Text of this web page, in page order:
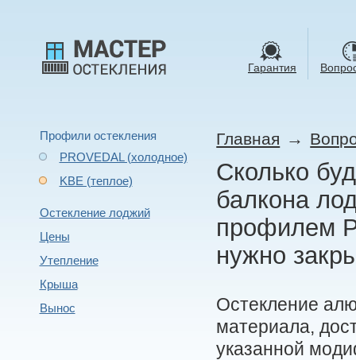
Гарантия
Профили остекления
PROVEDAL (холодное)
KBE (теплое)
Остекление лоджий
Цены
Утепление
Крыша
Вынос
Главная →
Сколько
балкона
профилем
нужно
Остекление
материала,
указанной